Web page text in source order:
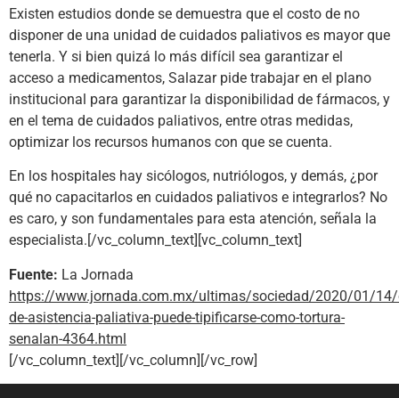
Existen estudios donde se demuestra que el costo de no
disponer de una unidad de cuidados paliativos es mayor que
tenerla. Y si bien quizá lo más difícil sea garantizar el
acceso a medicamentos, Salazar pide trabajar en el plano
institucional para garantizar la disponibilidad de fármacos, y
en el tema de cuidados paliativos, entre otras medidas,
optimizar los recursos humanos con que se cuenta.
En los hospitales hay sicólogos, nutriólogos, y demás, ¿por
qué no capacitarlos en cuidados paliativos e integrarlos? No
es caro, y son fundamentales para esta atención, señala la
especialista.[/vc_column_text][vc_column_text]
Fuente: La Jornada
https://www.jornada.com.mx/ultimas/sociedad/2020/01/
de-asistencia-paliativa-puede-tipificarse-como-tortura-
senalan-4364.html
[/vc_column_text][/vc_column][/vc_row]